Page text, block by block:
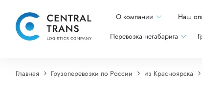
О компании Наш
Перевозка негабарита
Главная Грузоперевозки по России из Красноярска